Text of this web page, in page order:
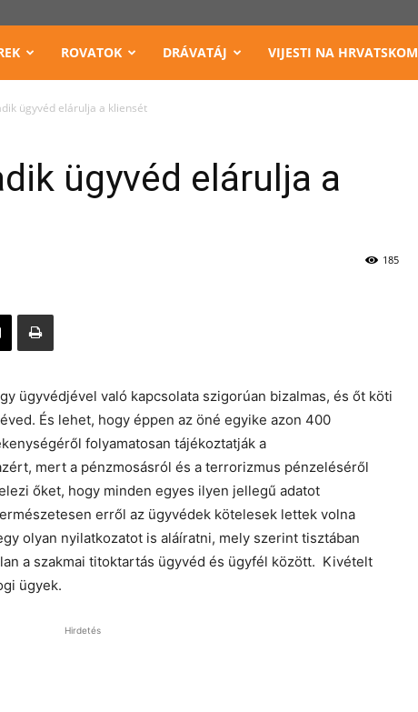
ROVATOK DRÁVATÁJ VIJESTI NA HRVATSKOM
ügyvéd elárulja a kliensét
ügyvéd elárulja a
185
ügyvédjével való kapcsolata szigorúan bizalmas, és őt köti
És lehet, hogy éppen az öné egyike azon 400
folyamatosan tájékoztatják a
mert a pénzmosásról és a terrorizmus pénzeléséről
őket, hogy minden egyes ilyen jellegű adatot
erről az ügyvédek kötelesek lettek volna
olyan nyilatkozatot is aláíratni, mely szerint tisztában
a szakmai titoktartás ügyvéd és ügyfél között. Kivételt
ügyek.
Hirdetés